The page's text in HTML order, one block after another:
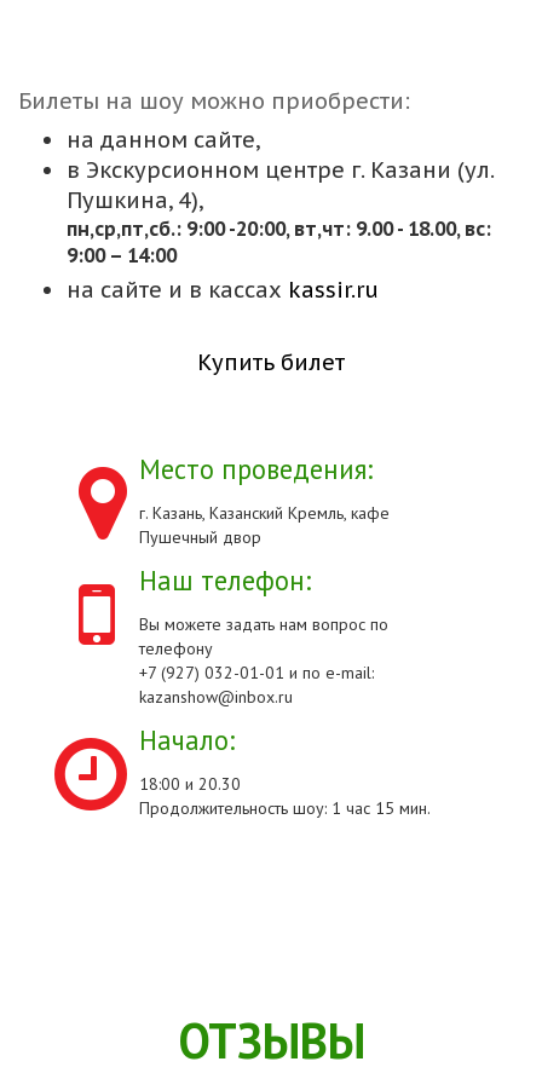
Билеты на шоу можно приобрести:
на данном сайте,
в Экскурсионном центре г. Казани (ул.
Пушкина, 4),
пн,cр,пт,сб.: 9:00 -20:00, вт,чт: 9.00 - 18.00, вс:
9:00 – 14:00
на сайте и в кассах kassir.ru
Купить билет
Место проведения:
г. Казань, Казанский Кремль, кафе
Пушечный двор
Наш телефон:
Вы можете задать нам вопрос по
телефону
+7 (927) 032-01-01 и по e-mail:
kazanshow@inbox.ru
Начало:
18:00 и 20.30
Продолжительность шоу: 1 час 15 мин.
ОТЗЫВЫ